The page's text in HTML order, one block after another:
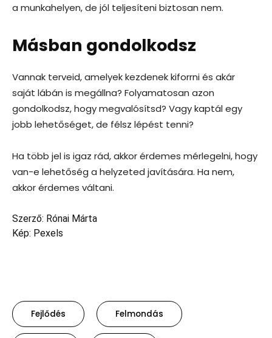
a munkahelyen, de jól teljesíteni biztosan nem.
Másban gondolkodsz
Vannak terveid, amelyek kezdenek kiforrni és akár
saját lábán is megállna? Folyamatosan azon
gondolkodsz, hogy megvalósítsd? Vagy kaptál egy
jobb lehetőséget, de félsz lépést tenni?
Ha több jel is igaz rád, akkor érdemes mérlegelni, hogy
van-e lehetőség a helyzeted javítására. Ha nem,
akkor érdemes váltani.
Szerző: Rónai Márta
Kép: Pexels
Fejlődés Felmondás